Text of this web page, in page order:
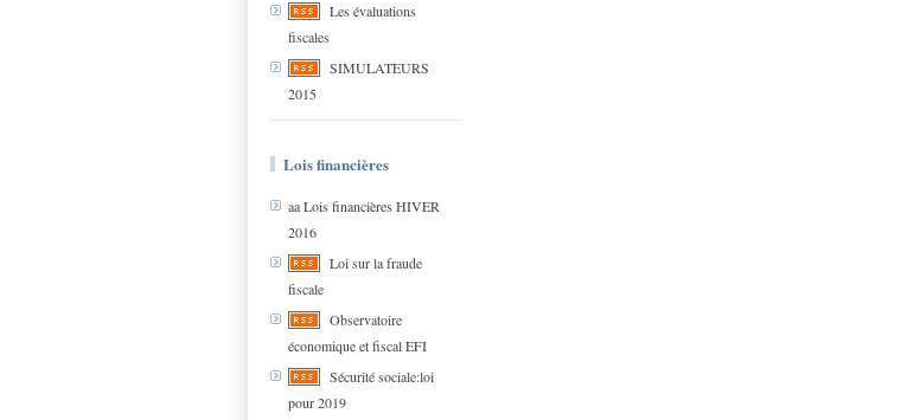
Les évaluations
fiscales
SIMULATEURS
2015
Lois financières
aa Lois financières HIVER
2016
Loi sur la fraude
fiscale
Observatoire
économique et fiscal EFI
Sécurité sociale:loi
pour 2019